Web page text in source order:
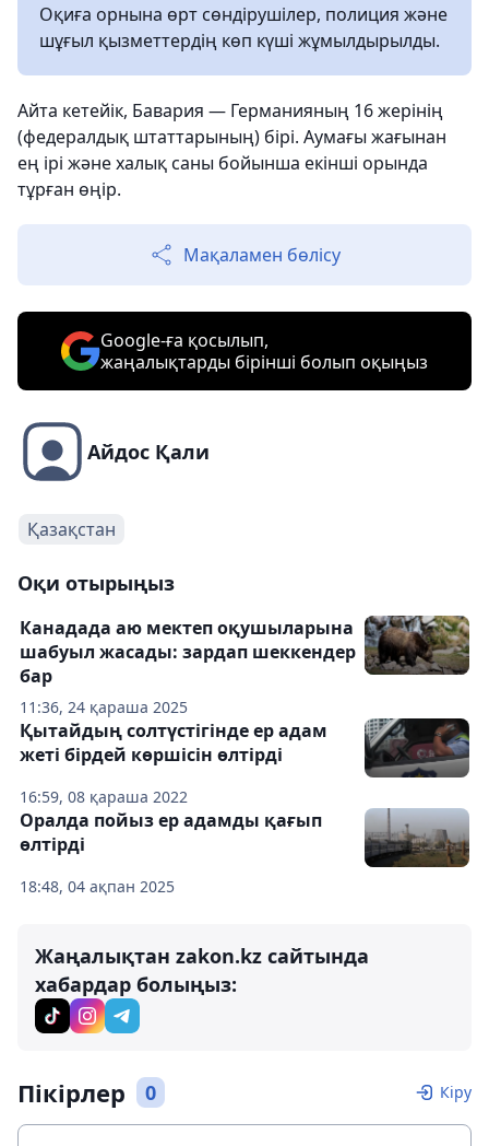
Оқиға орнына өрт сөндірушілер, полиция және
шұғыл қызметтердің көп күші жұмылдырылды.
Айта кетейік, Бавария — Германияның 16 жерінің
(федералдық штаттарының) бірі. Аумағы жағынан
ең ірі және халық саны бойынша екінші орында
тұрған өңір.
Мақаламен бөлісу
Google-ға қосылып,
жаңалықтарды бірінші болып оқыңыз
Айдос Қали
Қазақстан
Оқи отырыңыз
11:36, 24 қараша 2025
Канадада аю мектеп оқушыларына
шабуыл жасады: зардап шеккендер
бар
16:59, 08 қараша 2022
Қытайдың солтүстігінде ер адам
жеті бірдей көршісін өлтірді
18:48, 04 ақпан 2025
Оралда пойыз ер адамды қағып
өлтірді
Жаңалықтан zakon.kz сайтында
хабардар болыңыз:
Пікірлер 0 Кіру